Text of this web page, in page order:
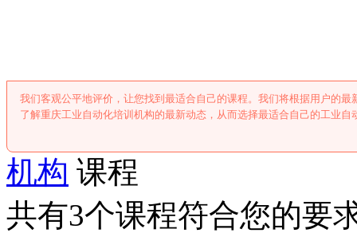
我们客观公平地评价，让您找到最适合自己的课程。我们将根据用户的
了解重庆工业自动化培训机构的最新动态，从而选择最适合自己的工业自
机构 课程
共有3个课程符合您的要